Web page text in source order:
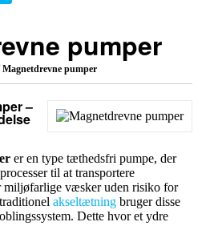
pumper
Magnetdrevne pumper
–
er en type tæthedsfri pumpe, der
til at transportere
miljøfarlige væsker uden risiko for
akseltætning bruger disse
Dette hvor et ydre